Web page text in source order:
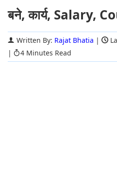
बने, कार्य, Salary,
Written By: Rajat Bhatia |
|
4 Minutes Read